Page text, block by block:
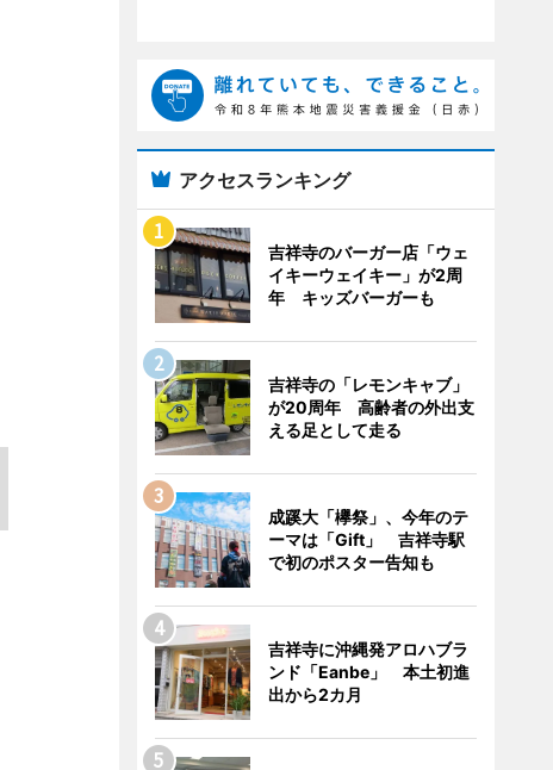
アクセスランキング
吉祥寺のバーガー店「ウェ
イキーウェイキー」が2周
年 キッズバーガーも
吉祥寺の「レモンキャブ」
が20周年 高齢者の外出支
える足として走る
成蹊大「欅祭」、今年のテ
ーマは「Gift」 吉祥寺駅
で初のポスター告知も
吉祥寺に沖縄発アロハブラ
ンド「Eanbe」 本土初進
出から2カ月